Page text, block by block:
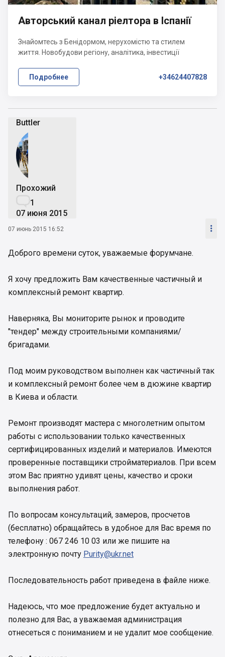
Buttler
Прохожий
1
07 июня 2015
07 июнь 2015 16:52 
Доброго времени суток, уважаемые форумчане.
Я хочу предложить Вам качественные частичный и
комплексный ремонт квартир.
Наверняка, Вы мониторите рынок и проводите
"тендер" между строительными компаниями/
бригадами.
Под моим руководством выполнен как частичный так
и комплексный ремонт более чем в дюжине квартир
в Киева и области.
Ремонт производят мастера с многолетним опытом
работы с использовании только качественных
сертифицированных изделий и материалов. Имеются
проверенные поставщики стройматериалов. При всем
этом Вас приятно удивят цены, качество и сроки
выполнения работ.
По вопросам консультаций, замеров, просчетов
(бесплатно) обращайтесь в удобное для Вас время по
телефону : 067 246 10 03 или же пишите на
электронную почту Purity@ukr.net
Последовательность работ приведена в файле ниже.
Надеюсь, что мое предложение будет актуально и
полезно для Вас, а уважаемая администрация
отнесеться с пониманием и не удалит мое сообщение.
Авторський канал ріелтора в Іспанії
Знайомтесь з Бенідормом, нерухомістю та стилем
життя. Новобудови регіону, аналітика, інвестиції
Подробнее +34624407828